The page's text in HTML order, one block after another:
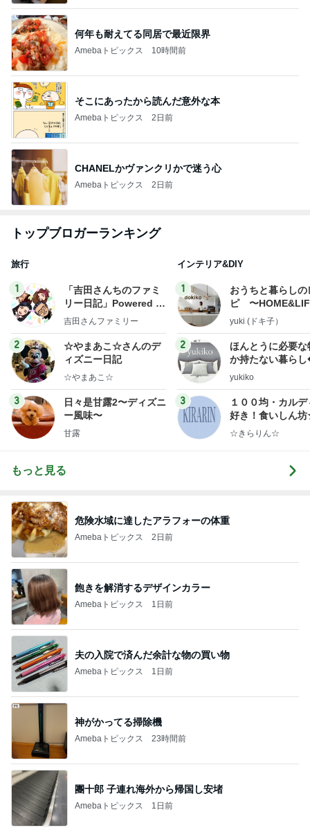
何年も耐えてる同居で最近限界
Amebaトピックス 10時間前
そこにあったから読んだ意外な本
Amebaトピックス 2日前
CHANELかヴァンクリかで迷う心
Amebaトピックス 2日前
トップブロガーランキング
旅行
1
「吉田さんちのファミ
リー日記」Powered b
y Ameba 吉田さんファ
ログ
吉田さんファミリー
2
☆やまあこ☆さんのデ
ィズニー日記
☆やまあこ☆
3
日々是甘露2〜ディズニ
ー風味〜
甘露
インテリア&DIY
1
おうちと暮らしの
ピ 〜
yuki (ドキ子）
2
ほんとうに必要な
か持たない暮ら
ep Life Simple◆
yukiko
3
１００均・カルデ
好き！食いしん
らりん☆のブログ
☆きらりん☆
もっと見る
危険水域に達したアラフォーの体重
Amebaトピックス 2日前
飽きを解消するデザインカラー
Amebaトピックス 1日前
夫の入院で済んだ余計な物の買い物
Amebaトピックス 1日前
神がかってる掃除機
Amebaトピックス 23時間前
團十郎 子連れ海外から帰国し安堵
Amebaトピックス 1日前